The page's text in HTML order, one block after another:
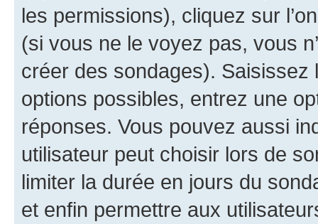
les permissions), cliquez sur
(si vous ne le voyez pas, vous
créer des sondages).
options possibles, entrez une
réponses. Vous pouvez aussi
utilisateur peut choisir lors de
limiter la durée en jours du
et enfin permettre aux